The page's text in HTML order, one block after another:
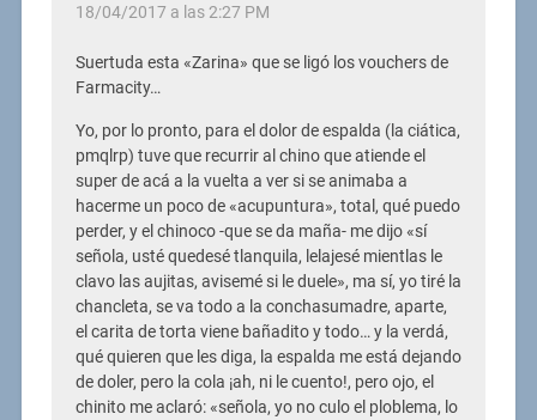
18/04/2017 a las 2:27 PM
Suertuda esta «Zarina» que se ligó los vouchers de
Farmacity…
Yo, por lo pronto, para el dolor de espalda (la ciática,
pmqlrp) tuve que recurrir al chino que atiende el
super de acá a la vuelta a ver si se animaba a
hacerme un poco de «acupuntura», total, qué puedo
perder, y el chinoco -que se da maña- me dijo «sí
señola, usté quedesé tlanquila, lelajesé mientlas le
clavo las aujitas, avisemé si le duele», ma sí, yo tiré la
chancleta, se va todo a la conchasumadre, aparte,
el carita de torta viene bañadito y todo… y la verdá,
qué quieren que les diga, la espalda me está dejando
de doler, pero la cola ¡ah, ni le cuento!, pero ojo, el
chinito me aclaró: «señola, yo no culo el ploblema, lo